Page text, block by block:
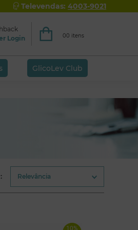
Televendas: 4003-9021
Login
00 itens
GlicoLev Club
Relevância
10%